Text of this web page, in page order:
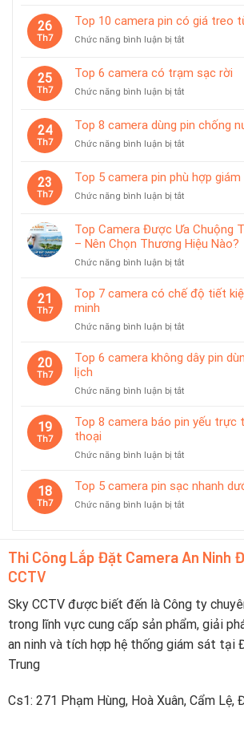
10
camera
giám
chuyên
cho
vàng
26
Th7
Top 10 camera pin có giá treo
Chức năng bình luận bị tắtở
camera
pin
giá
từ
tiện
25
Th7
Top 6 camera có trạm sạc rời
Chức năng bình luận bị tắtở
6
camera
có
sạc
24
Th7
Top 8 camera dùng pin chống
Chức năng bình luận bị tắtở
8
camera
dùng
chống
nước
IP65
23
Th7
Top 5 camera pin phù hợp
Chức năng bình luận bị tắtở
5
camera
pin
phù
giám
thời
Top Camera Được Ưa Chuộng
– Nên Chọn Thương Hiệu Nào?
Chức năng bình luận bị tắtở
Camera
Được
Chuộng
Đà
Chọn
Hiệu
21
Th7
Top 7 camera có chế độ tiết
minh
Chức năng bình luận bị tắtở
camera
chế
tiết
20
Th7
Top 6 camera không dây pin
lịch
Chức năng bình luận bị tắtở
6
camera
dây
dùng
19
Th7
Top 8 camera báo pin yếu trực
thoại
Chức năng bình luận bị tắtở
8
báo
trực
tiếp
thoại
18
Th7
Top 5 camera pin sạc nhanh
Chức năng bình luận bị tắtở
pin
dưới
2
tiếng
Thi Công Lắp Đặt Camera An Ninh
CCTV
Sky CCTV được biết đến là Công ty
trong lĩnh vực cung cấp sản phẩm, giải
an ninh và tích hợp hệ thống giám sát tại
Trung
Cs1: 271 Phạm Hùng, Hoà Xuân, Cẩm Lệ,